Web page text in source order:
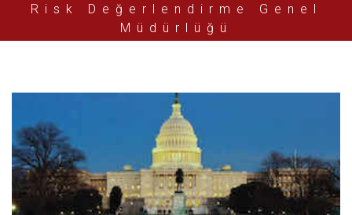
Risk Değerlendirme Genel
Müdürlüğü